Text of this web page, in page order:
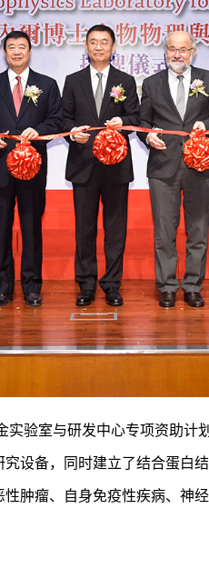
验室与研发中心专项资助计
设备，同时建立了结合蛋白
肿瘤、自身免疫性疾病、神